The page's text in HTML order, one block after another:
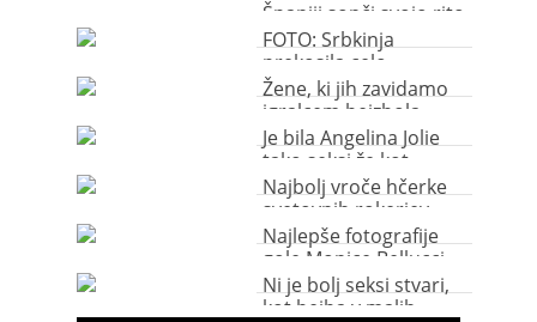
Španiji sonči svojo rito
FOTO: Srbkinja
prekosila celo
Angelino
Žene, ki jih zavidamo
igralcem bejzbola
Je bila Angelina Jolie
tako seksi že kot
najstnica?
Najbolj vroče hčerke
svetovnih rokerjev
Najlepše fotografije
gole Monice Bellucci
Ni je bolj seksi stvari,
kot bejba v malih,